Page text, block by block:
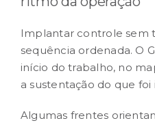
Implantar controle sem
sequência ordenada. O
início do trabalho, no
a sustentação do que
Algumas frentes